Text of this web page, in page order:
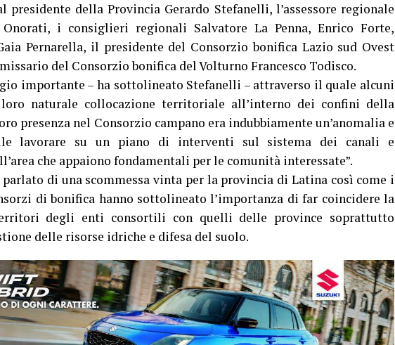
presidente della Provincia Gerardo Stefanelli, l’assessore regionale
Onorati, i consiglieri regionali Salvatore La Penna, Enrico Forte,
Pernarella, il presidente del Consorzio bonifica Lazio sud Ovest
del Consorzio bonifica del Volturno Francesco Todisco.
importante – ha sottolineato Stefanelli – attraverso il quale alcuni
naturale collocazione territoriale all’interno dei confini della
presenza nel Consorzio campano era indubbiamente un’anomalia e
lavorare su un piano di interventi sul sistema dei canali e
che appaiono fondamentali per le comunità interessate”.
parlato di una scommessa vinta per la provincia di Latina così come i
di bonifica hanno sottolineato l’importanza di far coincidere la
degli enti consortili con quelli delle province soprattutto
delle risorse idriche e difesa del suolo.